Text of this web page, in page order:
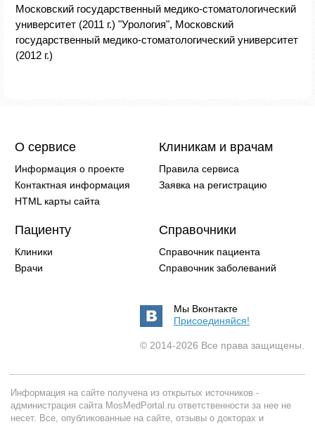
Московский государственный медико-стоматологический
университет (2011 г.) "Урология", Московский
государственный медико-стоматологический университет
(2012 г.)
О сервисе
Информация о проекте
Контактная информация
HTML карты сайта
Клиникам и врачам
Правила сервиса
Заявка на регистрацию
Пациенту
Клиники
Врачи
Справочники
Справочник пациента
Справочник заболеваний
Мы Вконтакте
Присоединяйся!
© 2014-2026 Все права защищены.
Информация на сайте получена из открытых источников -
администрация сайта MosMedPortal.ru ответственности за нее не
несет. Все, опубликованные на сайте, отзывы о докторах и